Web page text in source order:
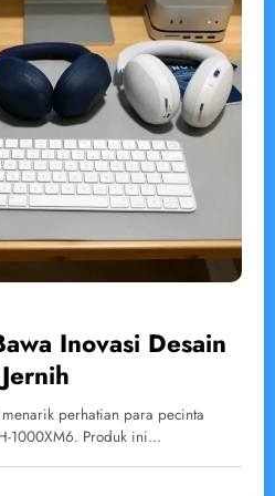
Inovasi Desain
perhatian para pecinta
1000XM6. Produk ini…